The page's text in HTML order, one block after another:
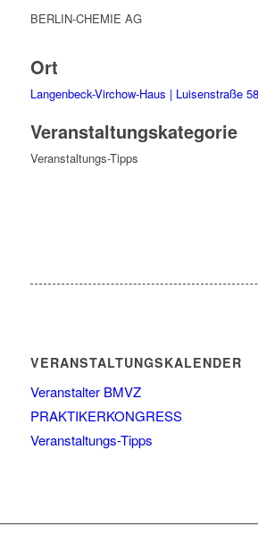
BERLIN-CHEMIE AG
Ort
Langenbeck-Virchow-Haus | Luisenstraße
Veranstaltungskategorie
Veranstaltungs-Tipps
VERANSTALTUNGSKALENDER
Veranstalter BMVZ
PRAKTIKERKONGRESS
Veranstaltungs-Tipps